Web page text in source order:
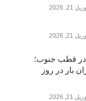
آوریل 21, 2026
آوریل 21, 2026
در قطب جنوب؛
بار در روز
آوریل 21, 2026